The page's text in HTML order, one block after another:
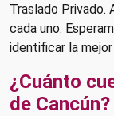
Traslado Privado.
cada uno.
identificar la
¿Cuánto
de Cancún?